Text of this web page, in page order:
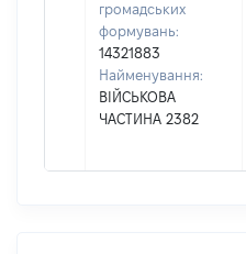
громадських
формувань:
14321883
Найменування:
ВІЙСЬКОВА
ЧАСТИНА 2382